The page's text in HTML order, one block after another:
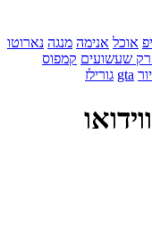
אוכל אנימה מנגה נארוטו
שעשועים קמפוס
gta גורילז